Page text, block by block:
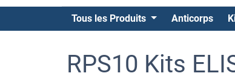
Tous les Produits Anticorps
RPS10 Kits